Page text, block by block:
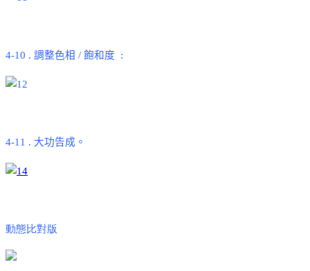
4-10 . 調整色相 / 飽和度 :
4-11 . 大功告成。
動態比對版